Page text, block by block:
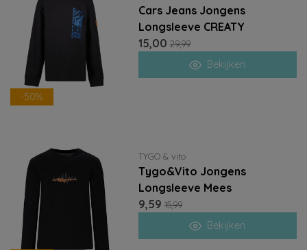
-50%
Cars Jeans Jongens
Longsleeve CREATY
15,00 29,99
Bekijken
TYGO & vito
Tygo&Vito Jongens
Longsleeve Mees
9,59 15,99
Bekijken